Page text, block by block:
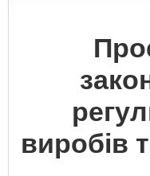
виробів